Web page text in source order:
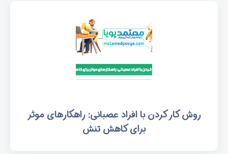
روش کار کردن با افراد عصبانی: راهکارهای موثر
برای کاهش تنش